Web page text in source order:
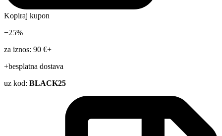
Kopiraj kupon
−25%
za iznos: 90 €+
+besplatna dostava
uz kod: BLACK25